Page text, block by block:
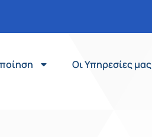
Οι Υπηρεσίες μας